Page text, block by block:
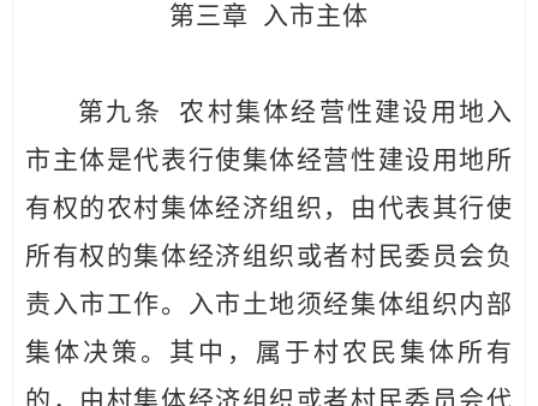
第三章 入市主体
第九条
农村集体经营性建设用地入
市主体是代表行使集体经营性建设用地所
有权的农村集体经济组织，由代表其行使
所有权的集体经济组织或者村民委员会负
责入市工作。入市土地须经集体组织内部
集体决策。其中，属于村农民集体所有
的，由村集体经济组织或者村民委员会代